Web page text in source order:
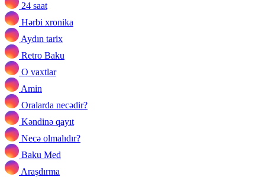
24 saat
Hərbi xronika
Aydın tarix
Retro Baku
O vaxtlar
Amin
Oralarda necədir?
Kəndinə qayıt
Necə olmalıdır?
Baku Med
Araşdırma